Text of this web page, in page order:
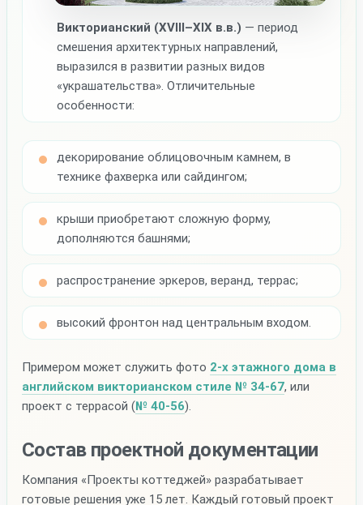
Викторианский (XVIII–XIX в.в.) — период
смешения архитектурных направлений,
выразился в развитии разных видов
«украшательства». Отличительные
особенности:
декорирование облицовочным камнем, в
технике фахверка или сайдингом;
крыши приобретают сложную форму,
дополняются башнями;
распространение эркеров, веранд, террас;
высокий фронтон над центральным входом.
Примером может служить фото 2-х этажного дома в
английском викторианском стиле № 34-67, или
проект с террасой (№ 40-56).
Состав проектной документации
Компания «Проекты коттеджей» разрабатывает
готовые решения уже 15 лет. Каждый готовый проект